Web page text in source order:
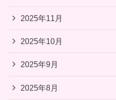
2025年11月
2025年10月
2025年9月
2025年8月